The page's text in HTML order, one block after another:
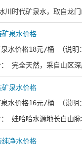
川时代矿泉水，取自龙
泉水价格
水价格18元/桶 （说明
完全天然，采自山区
泉水价格
水价格16元/桶 （说明
娃哈哈水源地长白山
净水价格